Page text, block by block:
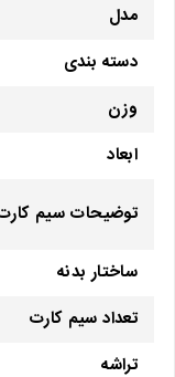
مدل
دسته ‌بندی
وزن
ابعاد
توضیحات سیم کارت
ساختار بدنه
تعداد سیم کارت
تراشه